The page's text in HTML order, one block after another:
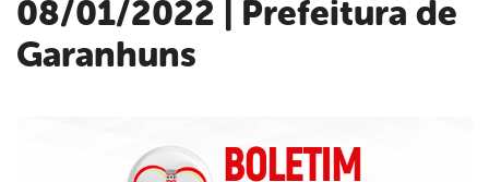
08/01/2022 | Prefeitura de
Garanhuns